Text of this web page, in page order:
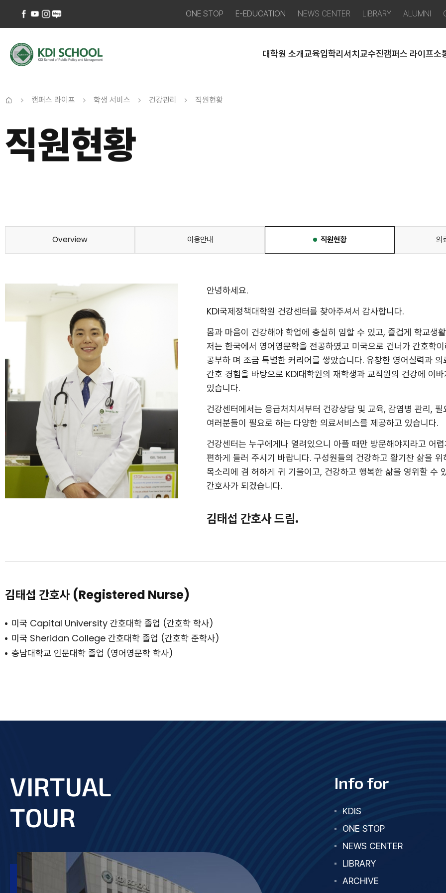
페이스북
바로가기
유튜브
바로가기
인스타그램
바로가기
네이버
블로그
ONE STOP E-EDUCATION NEWS CENTER LIBRARY ALUMNI
대학원 소개교육입학리서치 교수진캠퍼스 라이프소
직원현황
캠퍼스 라이프 학생 서비스 건강관리 직원현황
Overview 이용안내 직원현황 의
안녕하세요.
KDI국제정책대학원 건강센터를 찾아주셔서 감사합니다.
몸과 마음이 건강해야 학업에 충실히 임할 수 있고, 즐겁게 학교생
저는 한국에서 영어영문학을 전공하였고 미국으로 건너가 간호학
공부하 며 조금 특별한 커리어를 쌓았습니다. 유창한 영어실력과
간호 경험을 바탕으로 KDI대학원의 재학생과 교직원의 건강에 이
있습니다.
건강센터에서는 응급처치서부터 건강상담 및 교육, 감염병 관리,
여러분들이 필요로 하는 다양한 의료서비스를 제공하고 있습니다.
건강센터는 누구에게나 열려있으니 아플 때만 방문해야지라고 어
편하게 들러 주시기 바랍니다. 구성원들의 건강하고 활기찬 삶을 위
목소리에 겸 허하게 귀 기울이고, 건강하고 행복한 삶을 영위할 수
간호사가 되겠습니다.
김태섭 간호사 드림.
김태섭 간호사 (Registered Nurse)
미국 Capital University 간호대학 졸업 (간호학 학사)
미국 Sheridan College 간호대학 졸업 (간호학 준학사)
충남대학교 인문대학 졸업 (영어영문학 학사)
footer
VIRTUAL
TOUR
Info for
KDIS
ONE STOP
NEWS CENTER
LIBRARY
ARCHIVE